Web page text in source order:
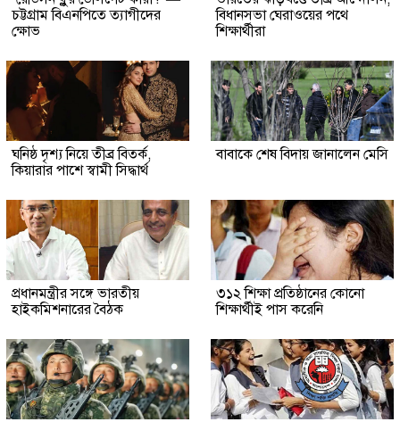
চট্টগ্রাম বিএনপিতে ত্যাগীদের
ক্ষোভ
বিধানসভা ঘেরাওয়ের পথে
শিক্ষার্থীরা
ঘনিষ্ঠ দৃশ্য নিয়ে তীব্র বিতর্ক,
কিয়ারার পাশে স্বামী সিদ্ধার্থ
বাবাকে শেষ বিদায় জানালেন মেসি
প্রধানমন্ত্রীর সঙ্গে ভারতীয়
হাইকমিশনারের বৈঠক
৩১২ শিক্ষা প্রতিষ্ঠানের কোনো
শিক্ষার্থীই পাস করেনি